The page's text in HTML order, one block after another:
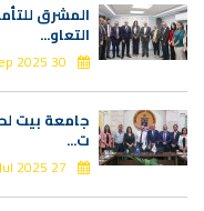
المشرق
التعاو...
30 Sep 2025
جامعة بيت
ت...
27 Jul 2025